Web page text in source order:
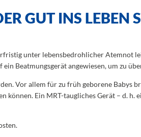
GUT INS LEBEN
unter lebensbedrohlicher Atemnot
Beatmungsgerät angewiesen, um zu
Vor allem für zu früh geborene Babys
Ein MRT-taugliches Gerät – d. h.